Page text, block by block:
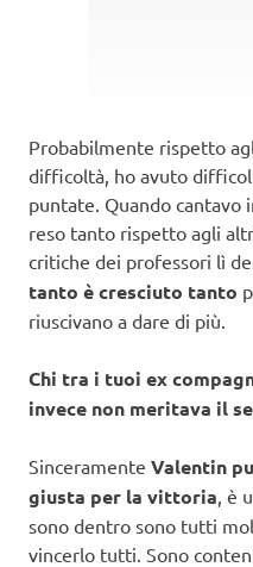
Probabilmente rispetto
difficoltà, ho avuto
puntate. Quando cantavo
reso tanto rispetto agli
critiche dei professori lì
tanto è cresciuto tanto
riuscivano a dare di più.
Chi tra i tuoi ex
invece non meritava il
Sinceramente Valentin
giusta per la vittoria , è
sono dentro sono tutti
vincerlo tutti. Sono